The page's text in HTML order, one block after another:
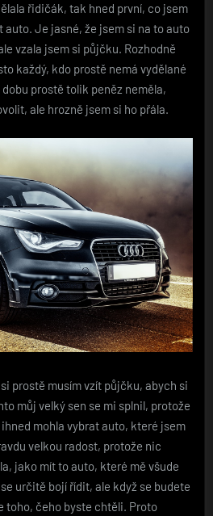
řidičák, tak hned první, co jsem
auto. Je jasné, že jsem si na to auto
vzala jsem si půjčku. Rozhodně
každý, kdo prostě nemá vydělané
prostě tolik peněz neměla,
ale hrozně jsem si ho přála.
prostě musím vzít půjčku, abych si
můj velký sen se mi splnil, protože
mohla vybrat auto, které jsem
velkou radost, protože nic
jako mít to auto, které mě všude
určitě bojí řídit, ale když se budete
toho, čeho byste chtěli. Proto